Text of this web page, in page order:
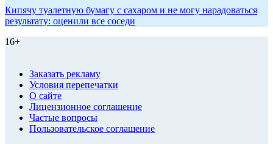
Кипячу туалетную бумагу с сахаром и не могу нарадоваться
результату: оценили все соседи
16+
Заказать рекламу
Условия перепечатки
О сайте
Лицензионное соглашение
Частые вопросы
Пользовательское соглашение